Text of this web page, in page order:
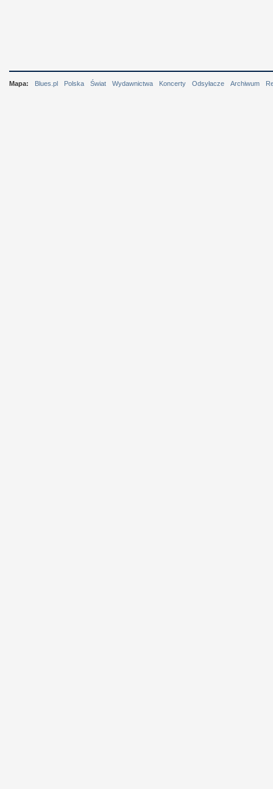
Mapa: Blues.pl Polska Świat Wydawnictwa Koncerty Odsyłacze Archiwum